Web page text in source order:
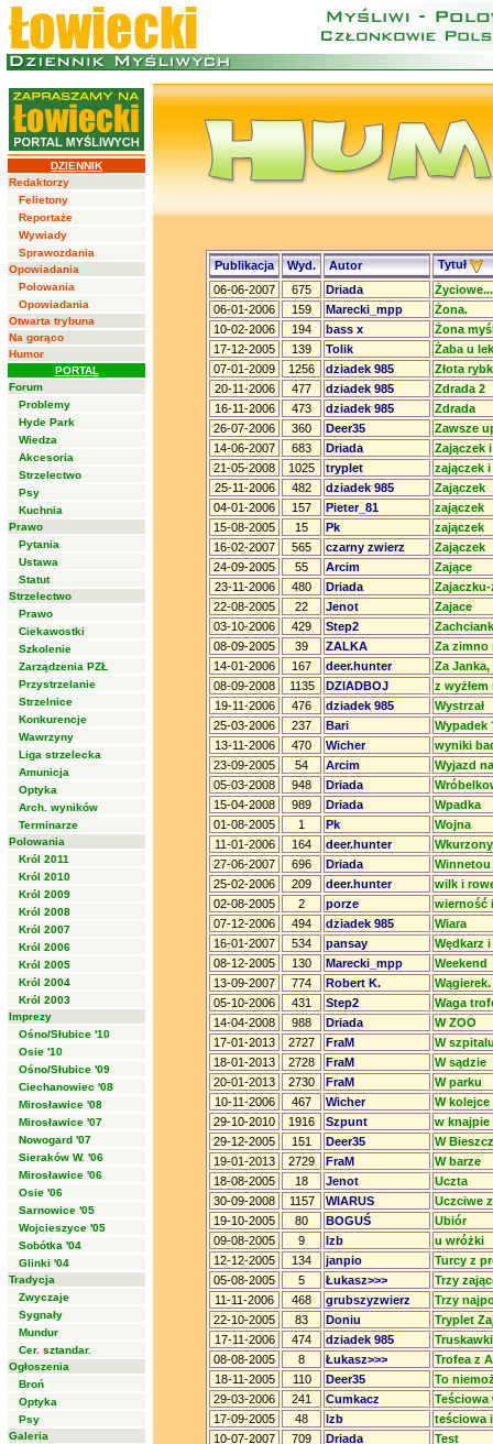
DZIENNIK
Redaktorzy
Felietony
Reportaże
Wywiady
Sprawozdania
Opowiadania
Polowania
Opowiadania
Otwarta trybuna
Na gorąco
Humor
PORTAL
Forum
Problemy
Hyde Park
Wiedza
Akcesoria
Strzelectwo
Psy
Kuchnia
Prawo
Pytania
Ustawa
Statut
Strzelectwo
Prawo
Ciekawostki
Szkolenie
Zarządzenia PZŁ
Przystrzelanie
Strzelnice
Konkurencje
Wawrzyny
Liga strzelecka
Amunicja
Optyka
Arch. wyników
Terminarze
Polowania
Król 2011
Król 2010
Król 2009
Król 2008
Król 2007
Król 2006
Król 2005
Król 2004
Król 2003
Imprezy
Ośno/Słubice '10
Osie '10
Ośno/Słubice '09
Ciechanowiec '08
Mirosławice '08
Mirosławice '07
Nowogard '07
Sieraków W. '06
Mirosławice '06
Osie '06
Sarnowice '05
Wojcieszyce '05
Sobótka '04
Glinki '04
Tradycja
Zwyczaje
Sygnały
Mundur
Cer. sztandar.
Ogłoszenia
Broń
Optyka
Psy
Galeria
Publikacja Wyd. Autor
Tytuł
06-06-2007
675 Driada
06-01-2006
159 Marecki_mpp
Żona.
10-02-2006
194 bass x
Żona
17-12-2005
139 Tolik
Żaba u
07-01-2009
1256 dziadek 985
Złota
20-11-2006
477 dziadek 985
Zdrada 2
16-11-2006
473 dziadek 985
Zdrada
26-07-2006
360 Deer35
Zawsze
14-06-2007
683 Driada
Zajączek
21-05-2008
1025 tryplet
zajączek
25-11-2006
482 dziadek 985
Zajączek
04-01-2006
157 Pieter_81
zajączek
15-08-2005
15 Pk
zajączek
16-02-2007
565 czarny zwierz
Zajączek
24-09-2005
55 Arcim
Zające
23-11-2006
480 Driada
22-08-2005
22 Jenot
Zajace
03-10-2006
429 Step2
08-09-2005
39 ZALKA
Za zimno
14-01-2006
167 deer.hunter
Za Janka,
08-09-2008
1135 DZIADBOJ
z
19-11-2006
476 dziadek 985
Wystrzał
25-03-2006
237 Bari
Wypadek
13-11-2006
470 Wicher
wyniki
23-09-2005
54 Arcim
Wyjazd
05-03-2008
948 Driada
15-04-2008
989 Driada
Wpadka
01-08-2005
1 Pk
Wojna
11-01-2006
164 deer.hunter
27-06-2007
696 Driada
Winnetou
25-02-2006
209 deer.hunter
wilk i
02-08-2005
2 porze
wierność
07-12-2006
494 dziadek 985
Wiara
16-01-2007
534 pansay
Wędkarz
08-12-2005
130 Marecki_mpp
Weekend
13-09-2007
774 Robert K.
Wągierek.
05-10-2006
431 Step2
Waga
14-04-2008
988 Driada
W ZOO
17-01-2013
2727 FraM
W
18-01-2013
2728 FraM
W sądzie
20-01-2013
2730 FraM
W parku
10-11-2006
467 Wicher
W kolejce
29-10-2010
1916 Szpunt
w knajpie
29-12-2005
151 Deer35
W
19-01-2013
2729 FraM
W barze
18-08-2005
18 Jenot
Uczta
30-09-2008
1157 WIARUS
Uczciwe
19-10-2005
80 BOGUŚ
Ubiór
09-08-2005
9 lzb
u wróżki
12-12-2005
134 janpio
Turcy z
05-08-2005
5 Łukasz>>>
Trzy
11-11-2006
468 grubszyzwierz
Trzy
22-10-2005
83 Doniu
Tryplet
17-11-2006
474 dziadek 985
Truskawki
08-08-2005
8 Łukasz>>>
Trofea z
18-11-2005
110 Deer35
To
29-03-2006
241 Cumkacz
Teściowa
17-09-2005
48 lzb
teściowa
10-07-2007
709 Driada
Test